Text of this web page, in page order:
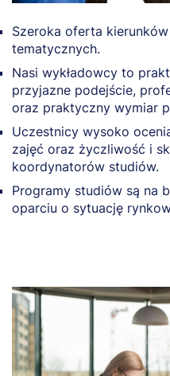
Szeroka oferta
tematycznych.
Nasi wykładowcy to
przyjazne podejście,
oraz praktyczny wymiar
Uczestnicy wysoko
zajęć oraz życzliwość i
koordynatorów studiów.
Programy studiów są na
oparciu o sytuację